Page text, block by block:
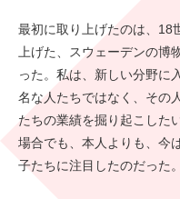
最初に取り上げたのは、18
上げた、スウェーデンの博
った。私は、新しい分野に
名な人たちではなく、その
たちの業績を掘り起こした
場合でも、本人よりも、今
子たちに注目したのだった。